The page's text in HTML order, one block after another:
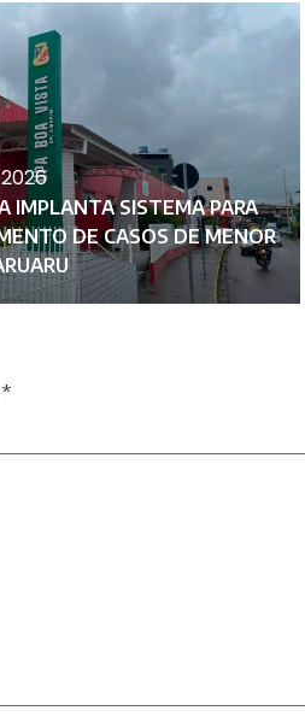
IMPLANTA SISTEMA PARA
DE CASOS DE MENOR
*